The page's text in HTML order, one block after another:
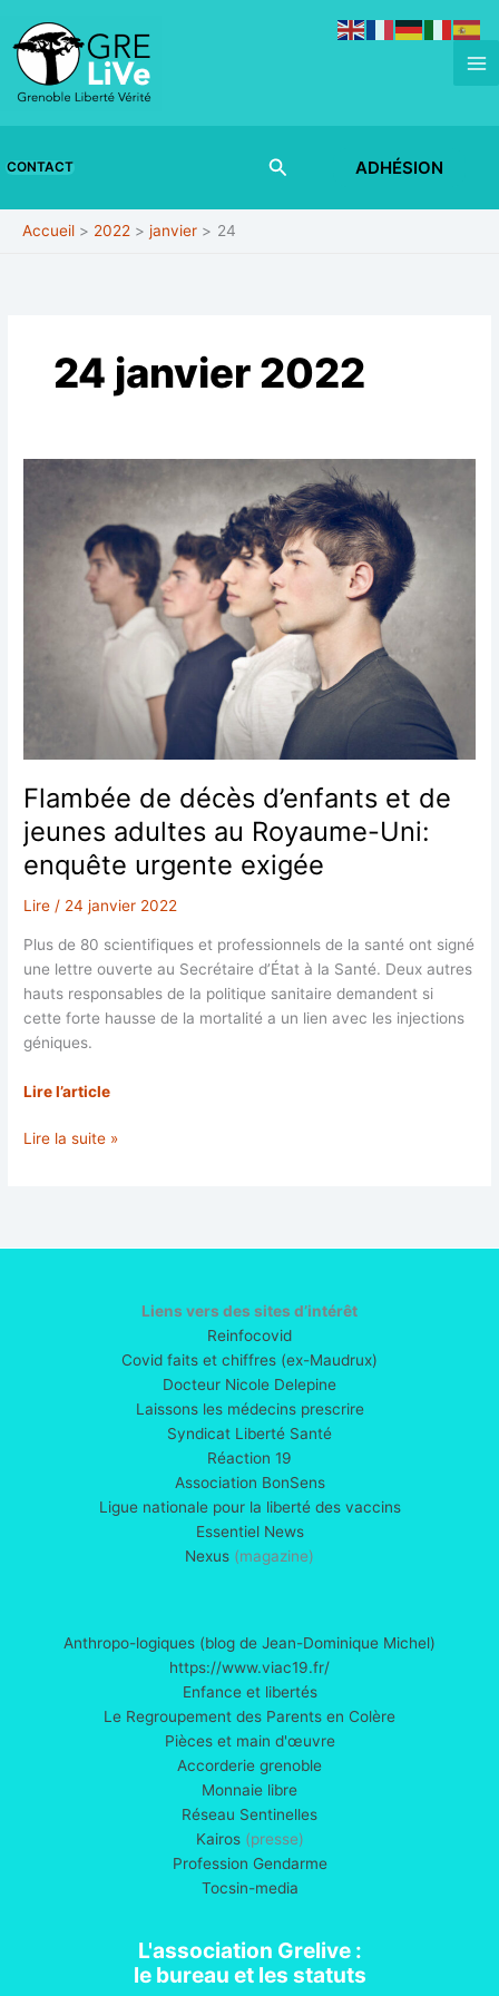
contenu
CONTACT RechercherADHÉSION
Accueil 2022 janvier 24
24 janvier 2022
Flambée de décès d’enfants et de
jeunes adultes au Royaume-Uni:
enquête urgente exigée
Lire / 24 janvier 2022
Plus de 80 scientifiques et professionnels de la santé ont signé
une lettre ouverte au Secrétaire d’État à la Santé. Deux autres
hauts responsables de la politique sanitaire demandent si
cette forte hausse de la mortalité a un lien avec les injections
géniques.
Lire l’article
Flambée
Lire la suite »
Liens vers des sites d’intérêt
Reinfocovid
Covid faits et chiffres (ex-Maudrux)
Docteur Nicole Delepine
Laissons les médecins prescrire
Syndicat Liberté Santé
Réaction 19
Association BonSens
Ligue nationale pour la liberté des vaccins
Essentiel News
Nexus (magazine)
Anthropo-logiques (blog de Jean-Dominique Michel)
https://www.viac19.fr/
Enfance et libertés
Le Regroupement des Parents en Colère
Pièces et main d'œuvre
Accorderie grenoble
Monnaie libre
Réseau Sentinelles
Kairos(presse)
Profession Gendarme
Tocsin-media
L'association Grelive :
le bureau et les statuts